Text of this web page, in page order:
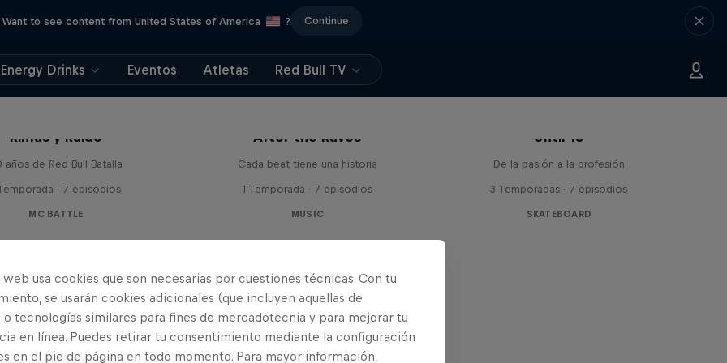
Want to see content from United States of America ? Continue
Energy Drinks Eventos Atletas Red Bull TV
Rimas y Ruido
años de Red Bull Batalla
· 7 episodios
MC BATTLE
After the Raves
Cada beat tiene una historia
1 Temporada · 7 episodios
MUSIC
Until 18
De la pasión a la profesión
3 Temporadas · 7 episodios
SKATEBOARD
web usa cookies que son necesarias por cuestiones técnicas. Con tu
se usarán cookies adicionales (que incluyen aquellas de
tecnologías similares para fines de mercadotecnia y para mejorar tu
en línea. Puedes retirar tu consentimiento mediante la configuración
en el pie de página en todo momento. Para mayor información,